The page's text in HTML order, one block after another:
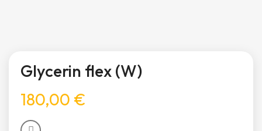
Glycerin flex (W)
180,00 €